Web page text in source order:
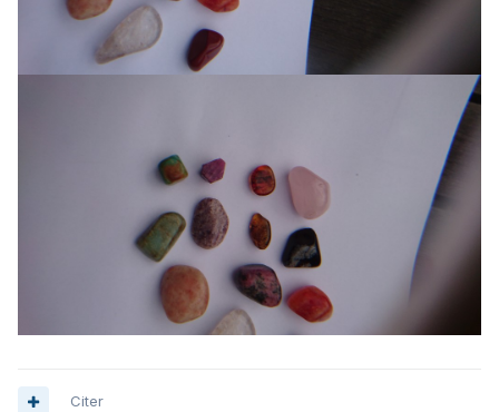
Citer